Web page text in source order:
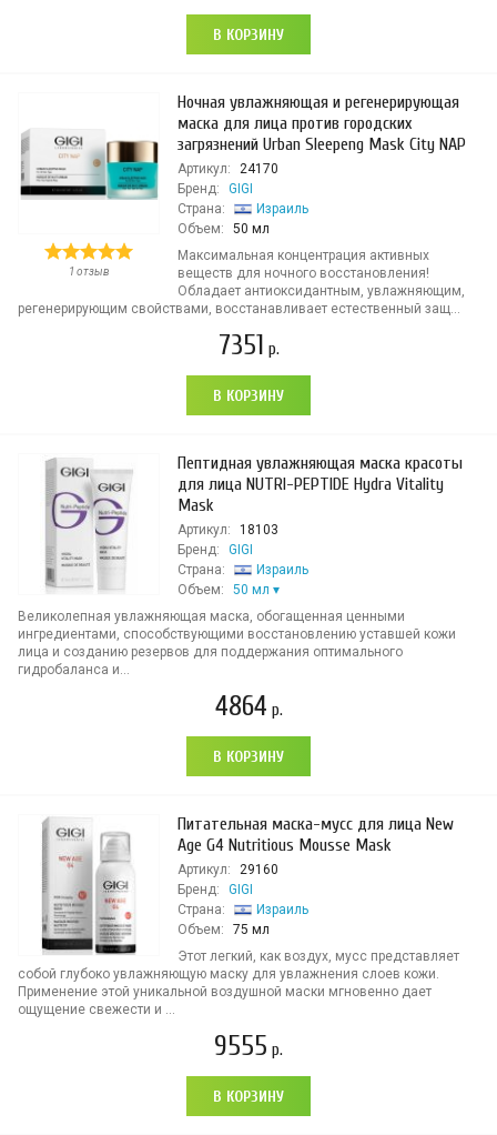
В КОРЗИНУ
1 отзыв
Ночная увлажняющая и регенерирующая
маска для лица против городских
загрязнений Urban Sleepeng Mask City NAP
Артикул:
24170
Бренд:
GIGI
Страна:
Израиль
Объем:
50 мл
Максимальная концентрация активных
веществ для ночного восстановления!
Обладает антиоксидантным, увлажняющим,
регенерирующим свойствами, восстанавливает естественный защ...
7351 р.
В КОРЗИНУ
Пептидная увлажняющая маска красоты
для лица NUTRI-PEPTIDE Hydra Vitality
Mask
Артикул:
18103
Бренд:
GIGI
Страна:
Израиль
Объем:
50 мл
Великолепная увлажняющая маска, обогащенная ценными
ингредиентами, способствующими восстановлению уставшей кожи
лица и созданию резервов для поддержания оптимального
гидробаланса и...
4864 р.
В КОРЗИНУ
Питательная маска-мусс для лица New
Age G4 Nutritious Mousse Mask
Артикул:
29160
Бренд:
GIGI
Страна:
Израиль
Объем:
75 мл
Этот легкий, как воздух, мусс представляет
собой глубоко увлажняющую маску для увлажнения слоев кожи.
Применение этой уникальной воздушной маски мгновенно дает
ощущение свежести и ...
9555 р.
В КОРЗИНУ